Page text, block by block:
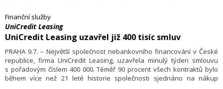
Finanční služby
UniCredit Leasing
UniCredit Leasing uzavřel již 400 tisíc smluv
PRAHA 9.7. – Největší společnost nebankovního financování v České
republice, firma UniCredit Leasing, uzavřela minulý týden smlouvu
s pořadovým číslem 400 000. Téměř 90 procent všech kontraktů bylo
během více než 21 leté historie společnosti sjednáno na nákup